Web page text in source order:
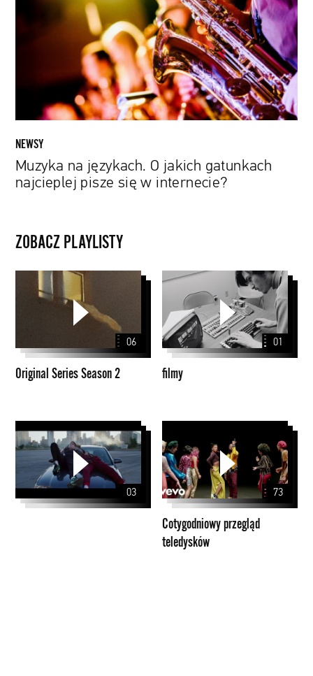
internecie?
NEWSY
Muzyka na językach. O jakich gatunkach
najcieplej pisze się w internecie?
ZOBACZ PLAYLISTY
Original
06
Original Series Season 2
filmy
01
filmy
03
przegląd
teledysków
73
Cotygodniowy przegląd
teledysków